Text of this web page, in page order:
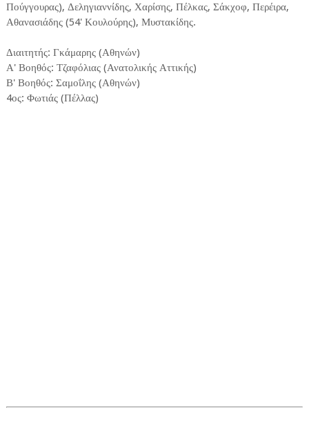
Πούγγουρας), Δεληγιαννίδης, Χαρίσης, Πέλκας, Σάκχοφ, Περέιρα,
Αθανασιάδης (54' Κουλούρης), Μυστακίδης.
Διαιτητής: Γκάμαρης (Αθηνών)
Α' Βοηθός: Τζαφόλιας (Ανατολικής Αττικής)
Β' Βοηθός: Σαμοΐλης (Αθηνών)
4ος: Φωτιάς (Πέλλας)